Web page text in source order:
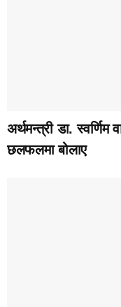
अर्थमन्त्री डा.
छलफलमा बोलाए